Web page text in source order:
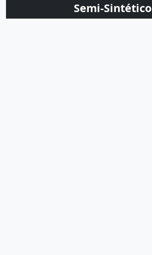
Semi-Sintético